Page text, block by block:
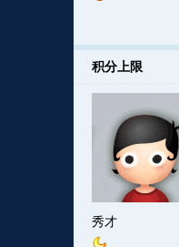
积分上限
秀才